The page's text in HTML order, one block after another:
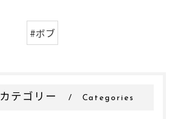
#ボブ
カテゴリー Categories